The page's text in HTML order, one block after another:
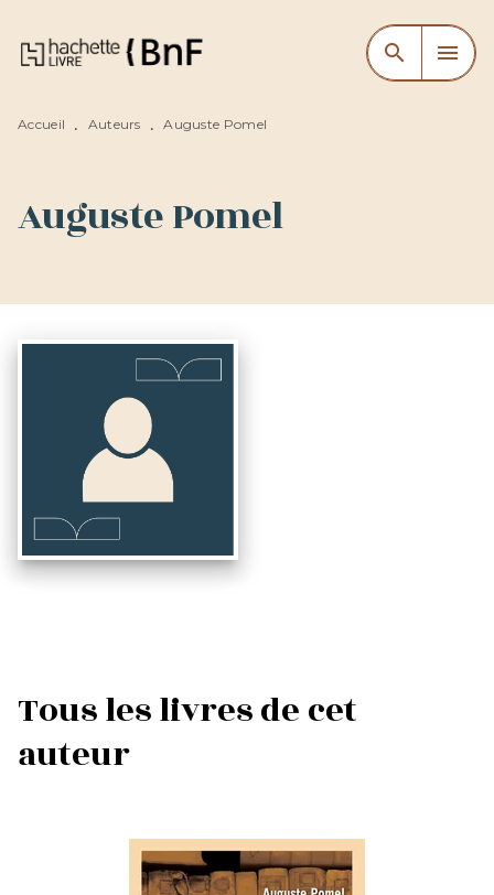
MENU RECHERCHE
CONTENU
search menu
Accueil • Auteurs • Auguste Pomel
Auguste Pomel
Tous les livres de cet
auteur